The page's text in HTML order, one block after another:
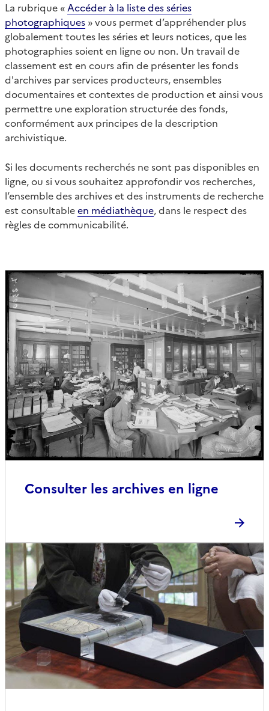
La rubrique « Accéder à la liste des séries
photographiques » vous permet d’appréhender plus
globalement toutes les séries et leurs notices, que les
photographies soient en ligne ou non. Un travail de
classement est en cours afin de présenter les fonds
d'archives par services producteurs, ensembles
documentaires et contextes de production et ainsi vous
permettre une exploration structurée des fonds,
conformément aux principes de la description
archivistique.
Si les documents recherchés ne sont pas disponibles en
ligne, ou si vous souhaitez approfondir vos recherches,
l’ensemble des archives et des instruments de recherche
est consultableen médiathèque, dans le respect des
règles de communicabilité.
Consulter les archives en ligne